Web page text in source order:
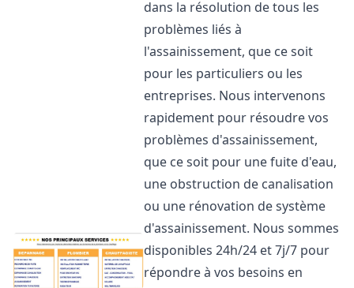
dans la résolution de tous les
problèmes liés à
l'assainissement, que ce soit
pour les particuliers ou les
entreprises. Nous intervenons
rapidement pour résoudre vos
problèmes d'assainissement,
que ce soit pour une fuite d'eau,
une obstruction de canalisation
ou une rénovation de système
d'assainissement. Nous sommes
disponibles 24h/24 et 7j/7 pour
répondre à vos besoins en